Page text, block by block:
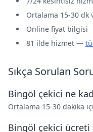
Ortalama 15-30 dk
Online fiyat bilgisi
81 ilde hizmet —
Sıkça Sorulan
Bingöl çekici ne
Ortalama 15-30 dakika
Bingöl çekici ücreti